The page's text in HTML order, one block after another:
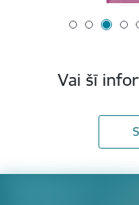
Vai šī